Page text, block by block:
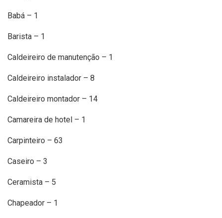
Babá – 1
Barista – 1
Caldeireiro de manutenção – 1
Caldeireiro instalador – 8
Caldeireiro montador – 14
Camareira de hotel – 1
Carpinteiro – 63
Caseiro – 3
Ceramista – 5
Chapeador – 1